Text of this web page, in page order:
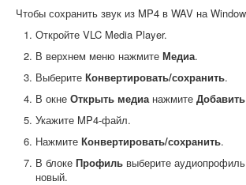
Чтобы сохранить звук из MP4 в WAV на
Откройте VLC Media Player.
В верхнем меню нажмите Медиа.
Выберите Конвертировать/сохранить.
В окне Открыть медиа нажмите Добавить
Укажите MP4-файл.
Нажмите Конвертировать/сохранить.
В блоке Профиль выберите
новый.